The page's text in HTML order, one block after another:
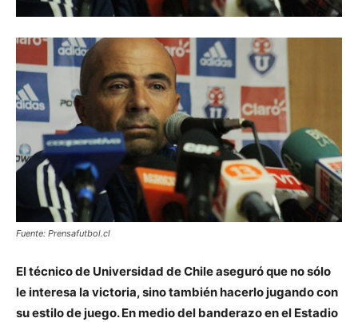
Fuente: Prensafutbol.cl
El técnico de Universidad de Chile aseguró que no sólo
le interesa la victoria, sino también hacerlo jugando con
su estilo de juego. En medio del banderazo en el Estadio